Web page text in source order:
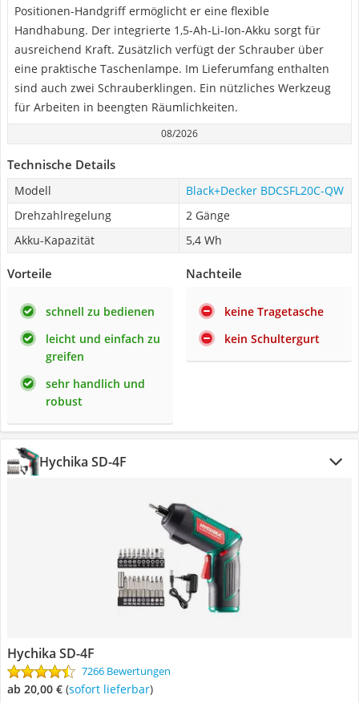
Positionen-Handgriff ermöglicht er eine flexible
Handhabung. Der integrierte 1,5-Ah-Li-Ion-Akku sorgt für
ausreichend Kraft. Zusätzlich verfügt der Schrauber über
eine praktische Taschenlampe. Im Lieferumfang enthalten
sind auch zwei Schrauberklingen. Ein nützliches Werkzeug
für Arbeiten in beengten Räumlichkeiten.
08/2026
Technische Details
Modell
Black+Decker BDCSFL20C-QW
Drehzahlregelung
2 Gänge
Akku-Kapazität
5,4 Wh
Vorteile
schnell zu bedienen
leicht und einfach zu
greifen
sehr handlich und
robust
Nachteile
keine Tragetasche
kein Schultergurt
Hychika ‎SD-4F
Hychika ‎SD-4F
7266 Bewertungen
ab 20,00 € ( Sofort lieferbar)